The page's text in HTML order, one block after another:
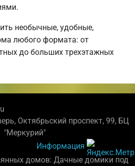
необычные, удобные,
любого формата: от
до больших трехэтажных
Октябрьский проспект, 99, БЦ
"Меркурий"
Информация
домов: Дачные домики под